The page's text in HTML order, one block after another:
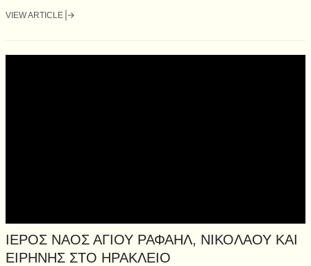
VIEW ARTICLE
ΙΕΡΟΣ ΝΑΟΣ ΑΓΙΟΥ ΡΑΦΑΗΛ, ΝΙΚΟΛΑΟΥ ΚΑΙ
ΕΙΡΗΝΗΣ ΣΤΟ ΗΡΑΚΛΕΙΟ